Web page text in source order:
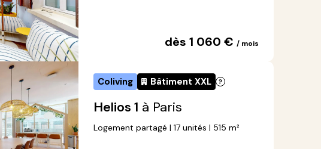
dès 1 060 €/ mois
Coliving Bâtiment XXL
Helios 1 à Paris
Logement partagé | 17 unités | 515 m²